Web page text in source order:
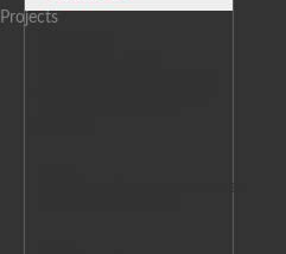
500Многофункциональная
Projects